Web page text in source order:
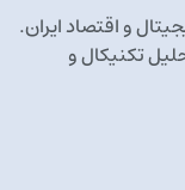
و اقتصاد ایران.
تکنیکال و